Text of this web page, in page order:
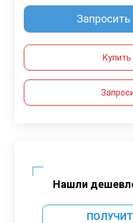
Запросить
Купить
Нашли